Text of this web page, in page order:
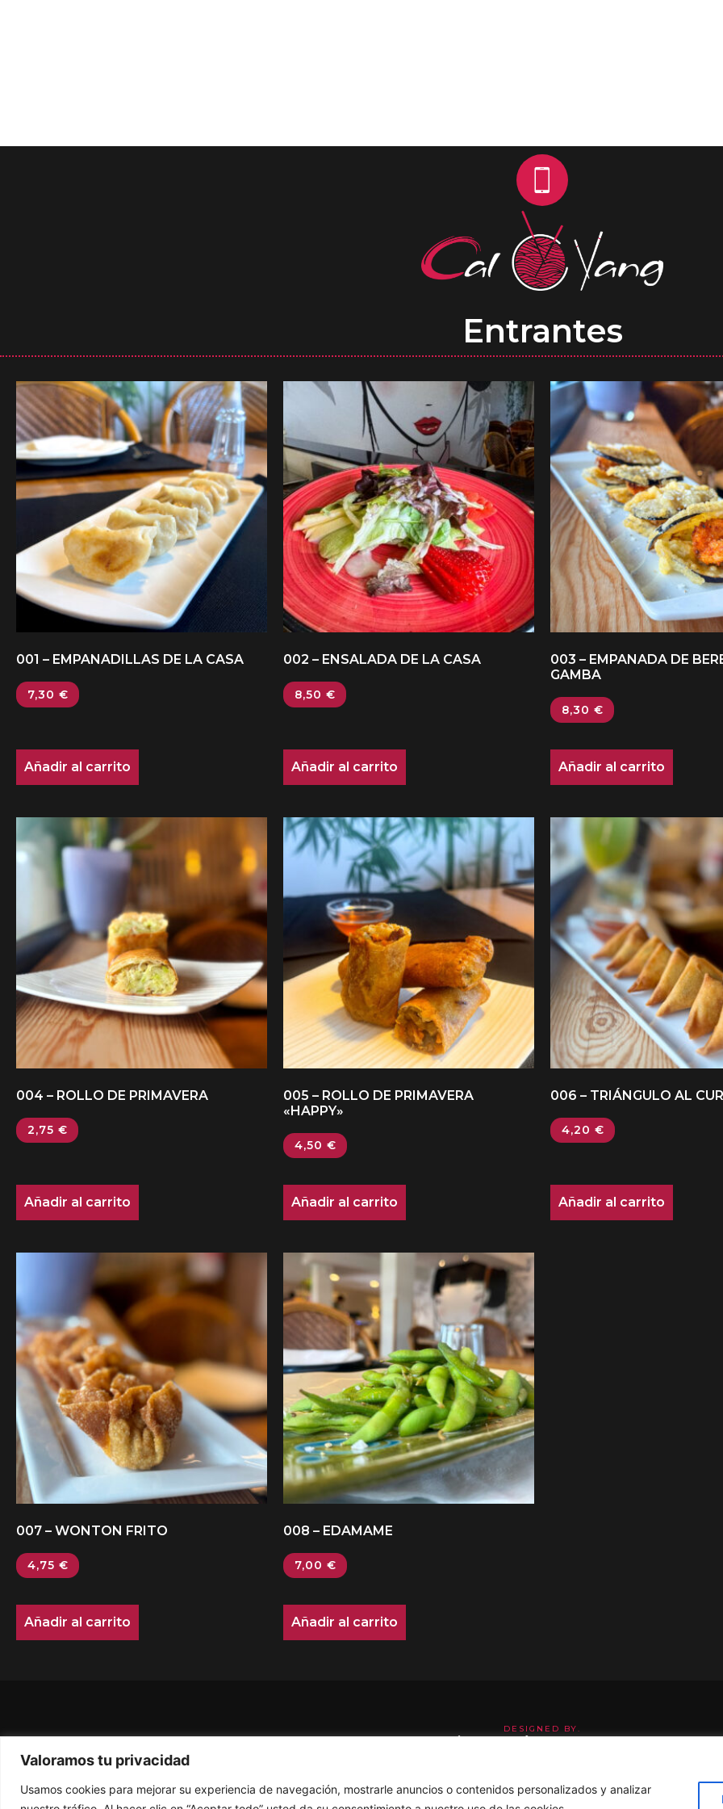
Valoramos tu privacidad
Usamos cookies para mejorar su experiencia de navegación, mostrarle anuncios o contenidos personalizados y analizar
Entrantes
001 – EMPANADILLAS DE LA CASA
7,30 €
Añadir al carrito
002 – ENSALADA DE LA CASA
8,50 €
Añadir al carrito
003 – EMPANADA DE
GAMBA
8,30 €
Añadir al carrito
004 – ROLLO DE PRIMAVERA
2,75 €
Añadir al carrito
005 – ROLLO DE PRIMAVERA
«HAPPY»
4,50 €
Añadir al carrito
006 – TRIÁNGULO AL
4,20 €
Añadir al carrito
007 – WONTON FRITO
4,75 €
Añadir al carrito
008 – EDAMAME
7,00 €
Añadir al carrito
DESIGNED BY.
Mustache Creative
Aviso Legal | Política de privacidad|Política de Cookies